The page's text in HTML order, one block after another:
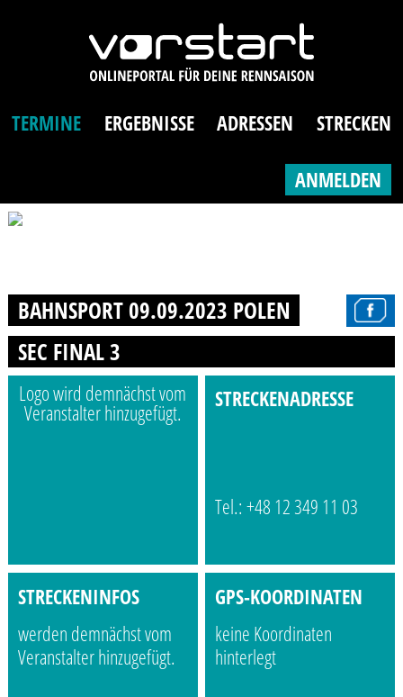
TERMINE ERGEBNISSE ADRESSEN STRECKEN
ANMELDEN
BAHNSPORT 09.09.2023 POLEN
SEC FINAL 3
Logo wird demnächst vom
Veranstalter hinzugefügt. STRECKENADRESSE
Tel.: +48 12 349 11 03
STRECKENINFOS
werden demnächst vom
Veranstalter hinzugefügt.
GPS-KOORDINATEN
keine Koordinaten
hinterlegt